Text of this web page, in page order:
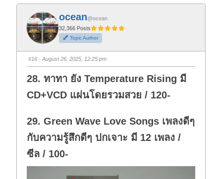
k
f
o
r
t
h
u
m
d
o
n
.
k
o
r
t
h
u
m
u
p
ocean@ocean
32,366 Posts
Topic Author
#16 · August 26, 2025, 12:25 pm
28. ทาทา ยัง Temperature Rising มี
CD+VCD แผ่นโดยรวมสวย / 120-
29. Green Wave Love Songs เพลงดีๆ
กับความรู้สึกดีๆ ปกเจาะ มี 12 เพลง /
ซีล / 100-